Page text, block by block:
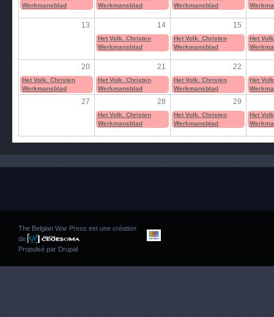
Werkmansblad
Werkmansblad
Werkmansblad
13 14 15
Het Volk. Christen
Werkmansblad
Het Volk. Christen
Werkmansblad
Het
20 21 22
Het Volk. Christen
Werkmansblad
Het Volk. Christen
Werkmansblad
Het Volk. Christen
Werkmansblad
Het
27 28 29
Het Volk. Christen
Werkmansblad
Het Volk. Christen
Werkmansblad
Het
The Belgian War Press est une création
de
Propulsé par Drupal